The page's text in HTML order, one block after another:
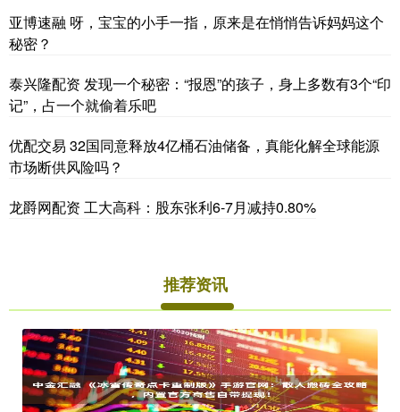
亚博速融 呀，宝宝的小手一指，原来是在悄悄告诉妈妈这个
秘密？
泰兴隆配资 发现一个秘密：“报恩”的孩子，身上多数有3个“印
记”，占一个就偷着乐吧
优配交易 32国同意释放4亿桶石油储备，真能化解全球能源
市场断供风险吗？
龙爵网配资 工大高科：股东张利6-7月减持0.80%
推荐资讯